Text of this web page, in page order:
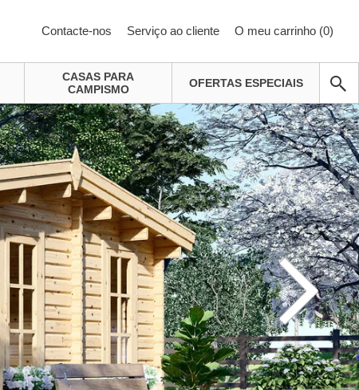
Contacte-nos Serviço ao cliente O meu carrinho (0)
CASAS PARA
CAMPISMO
OFERTAS ESPECIAIS